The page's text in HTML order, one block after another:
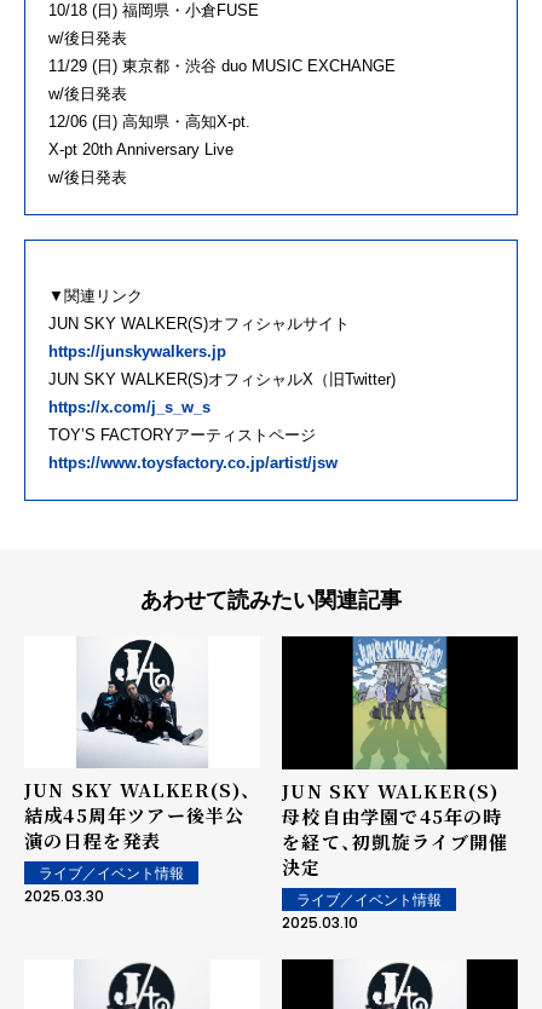
10/18 (日) 福岡県・小倉FUSE
w/後日発表
11/29 (日) 東京都・渋谷 duo MUSIC EXCHANGE
w/後日発表
12/06 (日) 高知県・高知X-pt.
X-pt 20th Anniversary Live
w/後日発表
▼関連リンク
JUN SKY WALKER(S)オフィシャルサイト
https://junskywalkers.jp
JUN SKY WALKER(S)オフィシャルX（旧Twitter)
https://x.com/j_s_w_s
TOYʼS FACTORYアーティストページ
https://www.toysfactory.co.jp/artist/jsw
あわせて読みたい関連記事
JUN SKY WALKER(S)、
結成45周年ツアー後半公
演の日程を発表
ライブ／イベント情報
2025.03.30
JUN SKY WALKER(S)
母校自由学園で45年の時
を経て、初凱旋ライブ開催
決定
ライブ／イベント情報
2025.03.10